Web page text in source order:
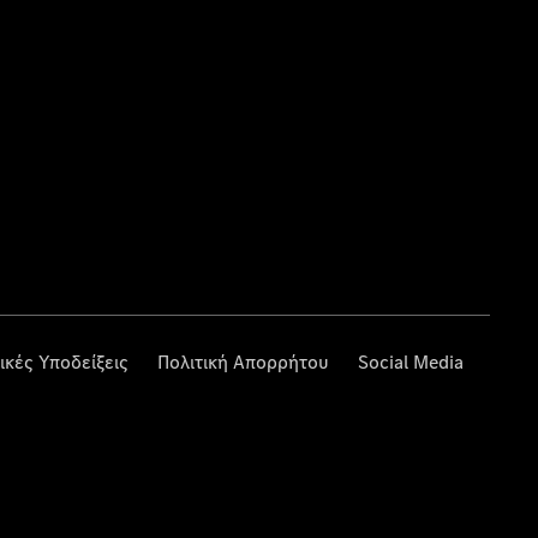
Υποδείξεις Πολιτική Απορρήτου Social Media